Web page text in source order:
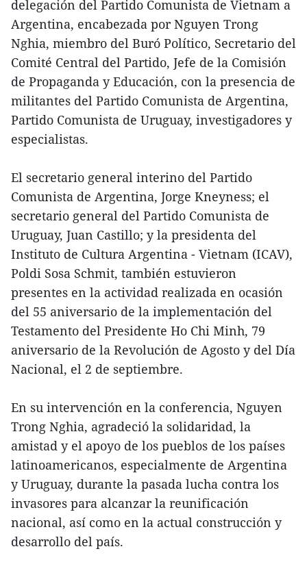
delegación del Partido Comunista de Vietnam a
Argentina, encabezada por Nguyen Trong
Nghia, miembro del Buró Político, Secretario del
Comité Central del Partido, Jefe de la Comisión
de Propaganda y Educación, con la presencia de
militantes del Partido Comunista de Argentina,
Partido Comunista de Uruguay, investigadores y
especialistas.
El secretario general interino del Partido
Comunista de Argentina, Jorge Kneyness; el
secretario general del Partido Comunista de
Uruguay, Juan Castillo; y la presidenta del
Instituto de Cultura Argentina - Vietnam (ICAV),
Poldi Sosa Schmit, también estuvieron
presentes en la actividad realizada en ocasión
del 55 aniversario de la implementación del
Testamento del Presidente Ho Chi Minh, 79
aniversario de la Revolución de Agosto y del Día
Nacional, el 2 de septiembre.
En su intervención en la conferencia, Nguyen
Trong Nghia, agradeció la solidaridad, la
amistad y el apoyo de los pueblos de los países
latinoamericanos, especialmente de Argentina
y Uruguay, durante la pasada lucha contra los
invasores para alcanzar la reunificación
nacional, así como en la actual construcción y
desarrollo del país.